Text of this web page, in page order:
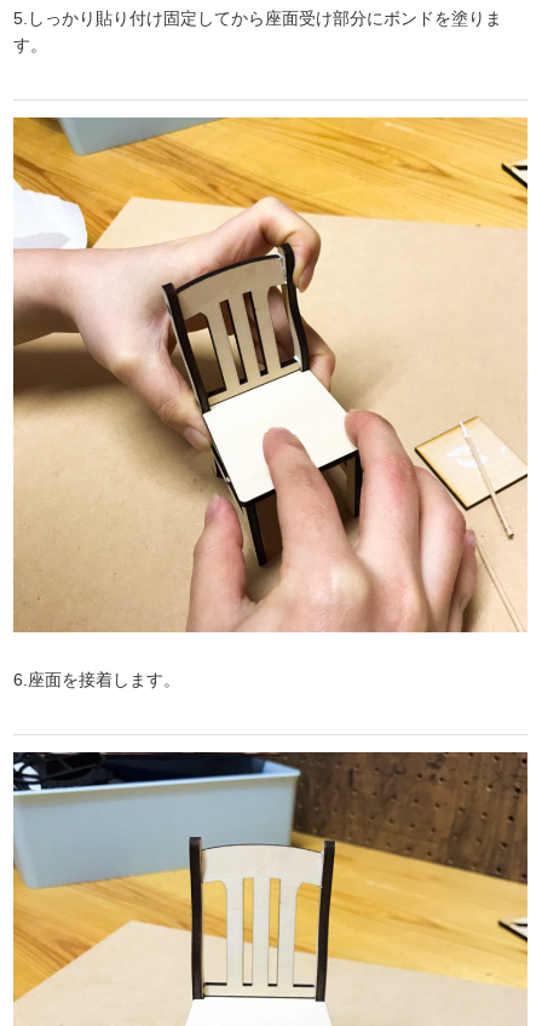
5.しっかり貼り付け固定してから座面受け部分にボンドを塗りま
す。
6.座面を接着します。